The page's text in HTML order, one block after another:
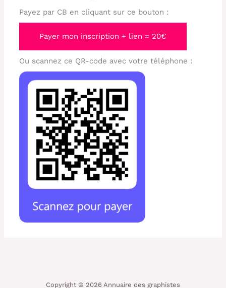
Payez par CB en cliquant sur ce bouton :
Payer mon inscription + lien = 20€
Ou scannez ce QR-code avec votre téléphone :
Copyright © 2026 Annuaire des graphistes